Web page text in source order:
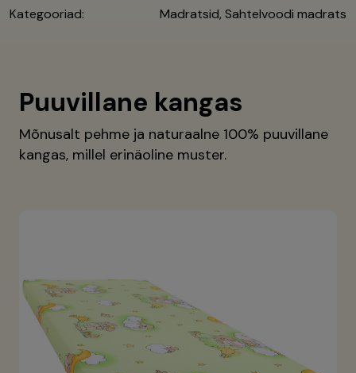
Kategooriad:
Madratsid, Sahtelvoodi madrats
Puuvillane kangas
Mõnusalt pehme ja naturaalne 100% puuvillane
kangas, millel erinäoline muster.